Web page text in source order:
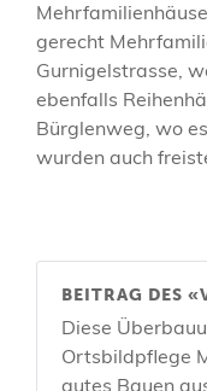
gerecht
Gurnigelstrasse,
ebenfalls
Bürglenweg, wo
wurden auch
BEITRAG DES
Diese
Ortsbildpflege